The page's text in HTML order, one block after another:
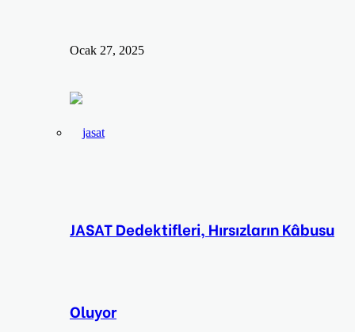
Ocak 27, 2025
JASAT Dedektifleri, Hırsızların Kâbusu
Oluyor